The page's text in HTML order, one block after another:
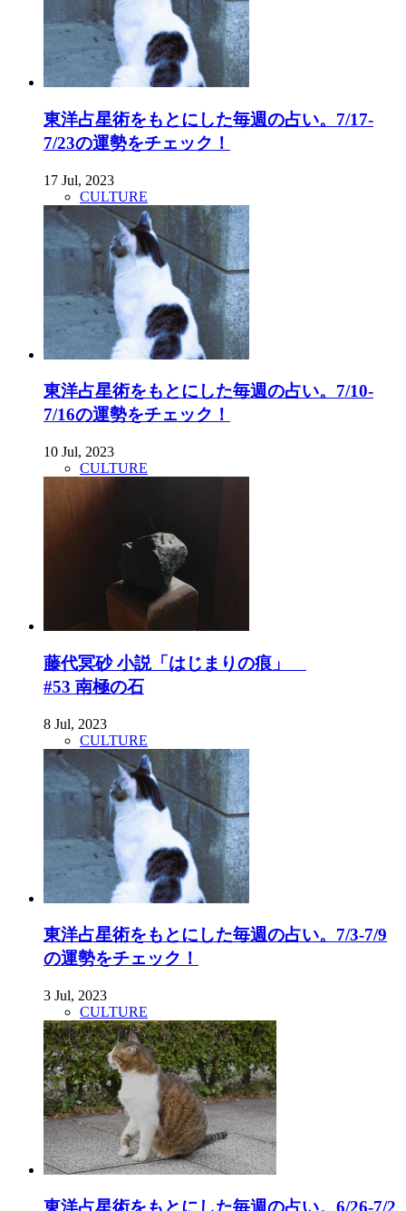
東洋占星術をもとにした毎週の占い。7/17-
7/23の運勢をチェック！
17 Jul, 2023
CULTURE
東洋占星術をもとにした毎週の占い。7/10-
7/16の運勢をチェック！
10 Jul, 2023
CULTURE
藤代冥砂 小説「はじまりの痕」
#53 南極の石
8 Jul, 2023
CULTURE
東洋占星術をもとにした毎週の占い。7/3-7/9
の運勢をチェック！
3 Jul, 2023
CULTURE
東洋占星術をもとにした毎週の占い。6/26-7/2